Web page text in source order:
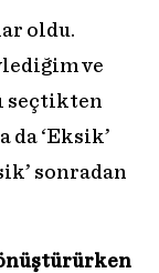
oldu.
ve
seçtikten
da ‘Eksik’
sonradan